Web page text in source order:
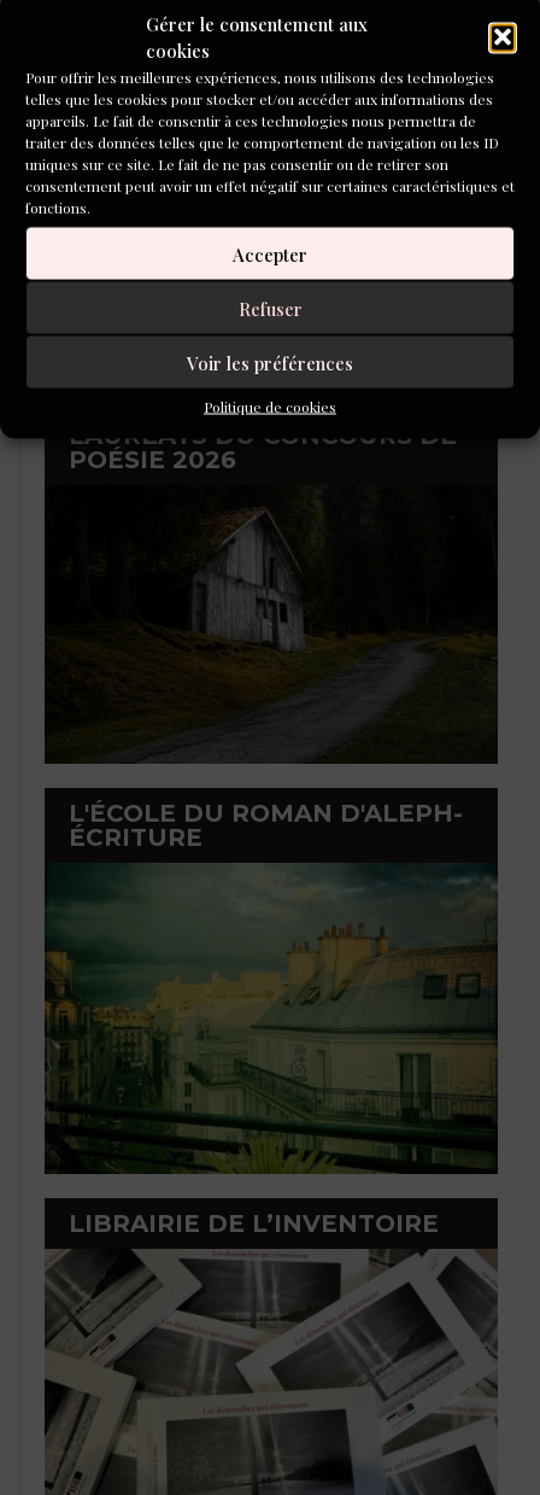
Gérer le consentement aux
cookies
Pour offrir les meilleures expériences, nous utilisons des technologies
telles que les cookies pour stocker et/ou accéder aux informations des
appareils. Le fait de consentir à ces technologies nous permettra de
traiter des données telles que le comportement de navigation ou les ID
uniques sur ce site. Le fait de ne pas consentir ou de retirer son
consentement peut avoir un effet négatif sur certaines caractéristiques et
fonctions.
Accepter
Refuser
Voir les préférences
Politique de cookies
public de L’Inventoire !
CONCOURS DE NOUVELLES
2026
LAURÉATS DU CONCOURS DE
POÉSIE 2026
L'ÉCOLE DU ROMAN D'ALEPH-
ÉCRITURE
LIBRAIRIE DE L’INVENTOIRE